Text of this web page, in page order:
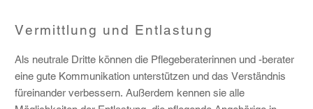
Vermittlung und Entlastung
Als neutrale Dritte können die Pflegeberaterinnen und -berater
eine gute Kommunikation unterstützen und das Verständnis
füreinander verbessern. Außerdem kennen sie alle